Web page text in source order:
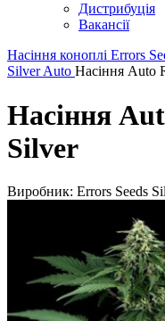
Дистрибуція
Вакансії
Насіння коноплі Errors
Silver Auto Насіння Auto
Насіння
Silver
Виробник: Errors Seeds